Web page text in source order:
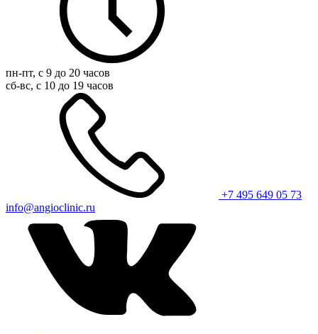
пн-пт, с 9 до 20 часов
сб-вс, с 10 до 19 часов
+7 495 649 05 73
info@angioclinic.ru